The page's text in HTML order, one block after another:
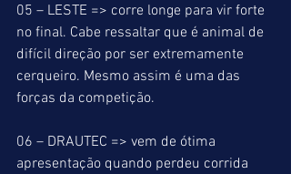
05 – LESTE => corre longe para vir forte
no final. Cabe ressaltar que é animal de
difícil direção por ser extremamente
cerqueiro. Mesmo assim é uma das
forças da competição.
06 – DRAUTEC => vem de ótima
apresentação quando perdeu corrida